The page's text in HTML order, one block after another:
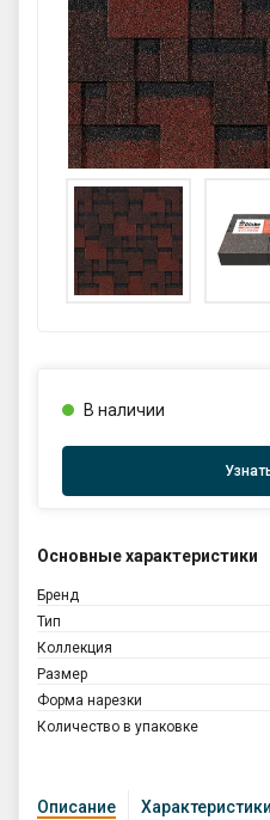
GPS
складу:
90123
Основные характеристики
Бренд
Тип
Коллекция
Размер
Форма нарезки
Количество в упаковке
В наличии
Описание Характеристики